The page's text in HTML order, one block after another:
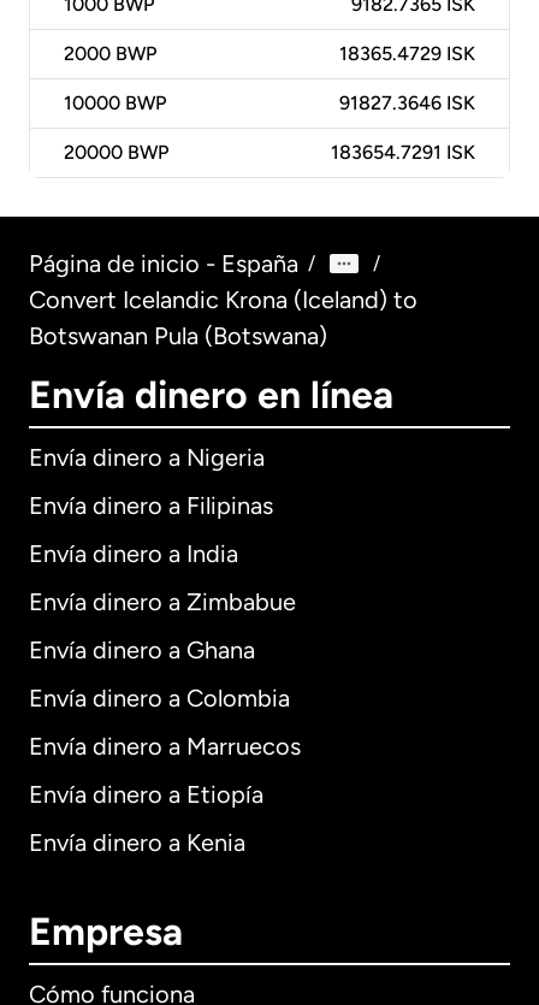
1000 BWP 9182.7365 ISK
2000 BWP 18365.4729 ISK
10000 BWP 91827.3646 ISK
20000 BWP 183654.7291 ISK
Página de inicio - España / /
Convert Icelandic Krona (Iceland) to
Botswanan Pula (Botswana)
Envía dinero en línea
Envía dinero a Nigeria
Envía dinero a Filipinas
Envía dinero a India
Envía dinero a Zimbabue
Envía dinero a Ghana
Envía dinero a Colombia
Envía dinero a Marruecos
Envía dinero a Etiopía
Envía dinero a Kenia
Empresa
Cómo funciona